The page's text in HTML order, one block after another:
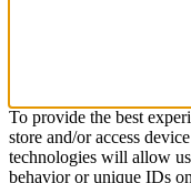
To provide the best
store and/or access
technologies will allow
behavior or unique IDs